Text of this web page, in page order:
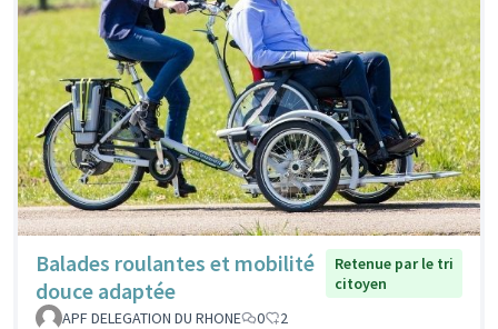
Balades roulantes et mobilité
douce adaptée
Retenue par le tri
citoyen
APF DELEGATION DU RHONE
0 2